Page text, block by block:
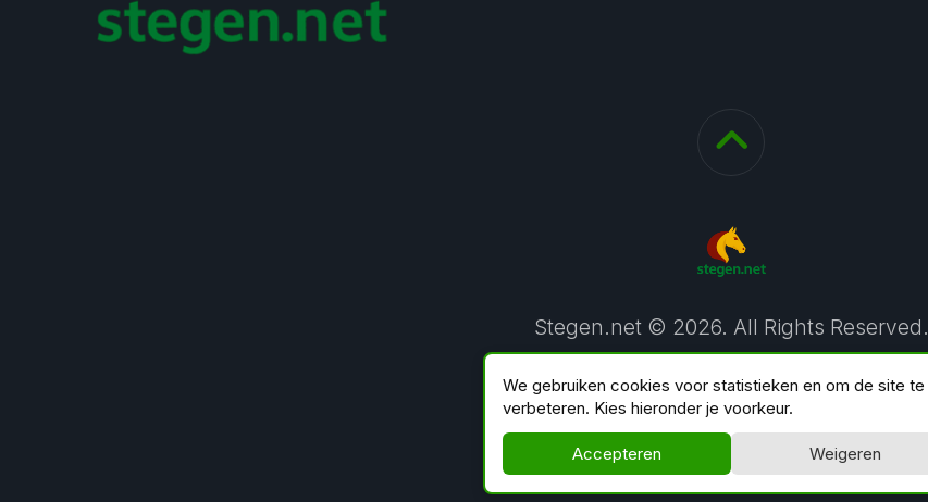
Stegen.net © 2026. All Rights Reserved.
We gebruiken cookies voor statistieken en om de site te
verbeteren. Kies hieronder je voorkeur.
Accepteren Weigeren